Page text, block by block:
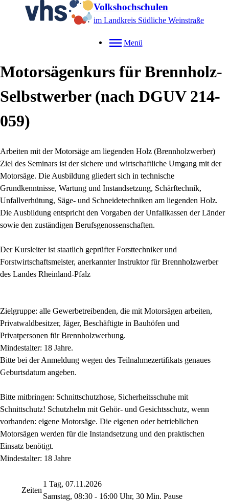
Volkshochschulen
im Landkreis Südliche Weinstraße
Menü
Motorsägenkurs für Brennholz-
Selbstwerber (nach DGUV 214-
059)
Arbeiten mit der Motorsäge am liegenden Holz (Brennholzwerber)
Ziel des Seminars ist der sichere und wirtschaftliche Umgang mit der
Motorsäge. Die Ausbildung gliedert sich in technische
Grundkenntnisse, Wartung und Instandsetzung, Schärftechnik,
Unfallverhütung, Säge- und Schneidetechniken am liegenden Holz.
Die Ausbildung entspricht den Vorgaben der Unfallkassen der Länder
sowie den zuständigen Berufsgenossenschaften.
Der Kursleiter ist staatlich geprüfter Forsttechniker und
Forstwirtschaftsmeister, anerkannter Instruktor für Brennholzwerber
des Landes Rheinland-Pfalz
Zielgruppe: alle Gewerbetreibenden, die mit Motorsägen arbeiten,
Privatwaldbesitzer, Jäger, Beschäftigte in Bauhöfen und
Privatpersonen für Brennholzwerbung.
Mindestalter: 18 Jahre.
Bitte bei der Anmeldung wegen des Teilnahmezertifikats genaues
Geburtsdatum angeben.
Bitte mitbringen: Schnittschutzhose, Sicherheitsschuhe mit
Schnittschutz! Schutzhelm mit Gehör- und Gesichtsschutz, wenn
vorhanden: eigene Motorsäge. Die eigenen oder betrieblichen
Motorsägen werden für die Instandsetzung und den praktischen
Einsatz benötigt.
Mindestalter: 18 Jahre
Zeiten
1 Tag, 07.11.2026
Samstag, 08:30 - 16:00 Uhr, 30 Min. Pause